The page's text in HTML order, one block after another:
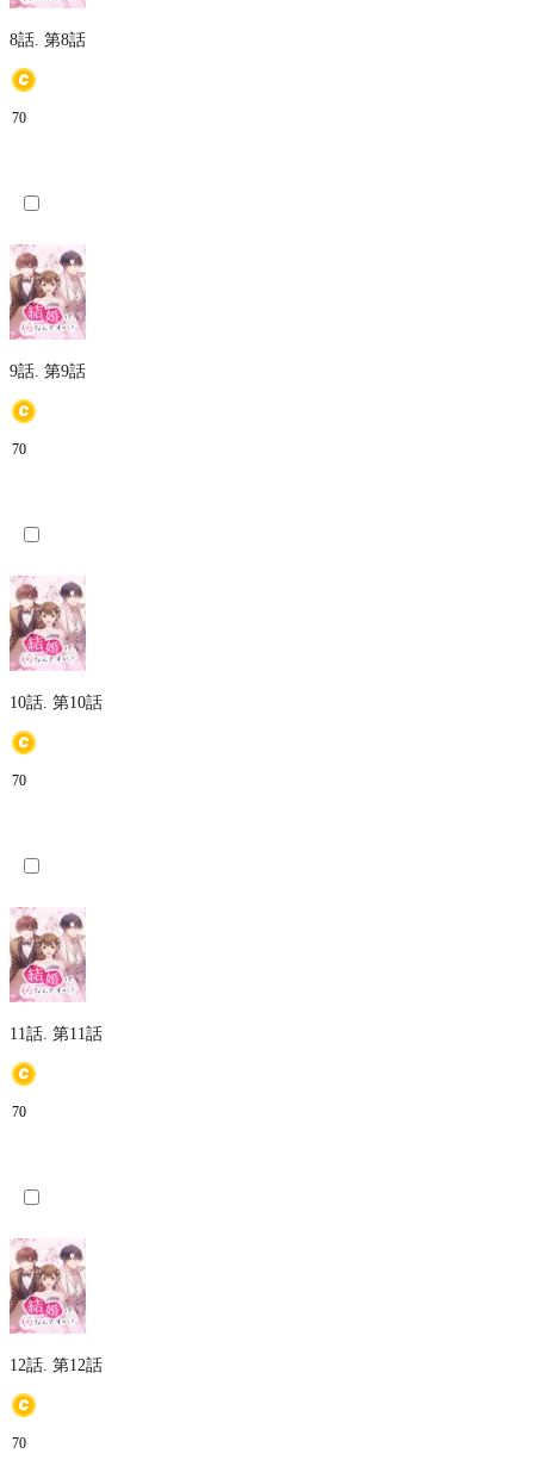
8話. 第8話
70
9話. 第9話
70
10話. 第10話
70
11話. 第11話
70
12話. 第12話
70